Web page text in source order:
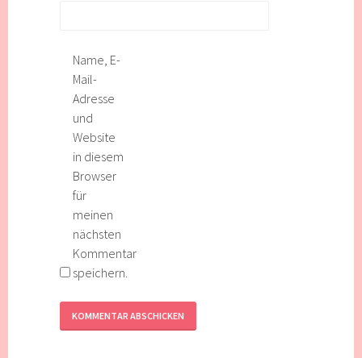
Name, E-
Mail-
Adresse
und
Website
in diesem
Browser
für
meinen
nächsten
Kommentar
speichern.